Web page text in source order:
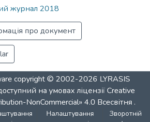
журнал 2018
про документ
copyright © 2002-2026 LYRASIS
на умовах ліцензіїCreative
NonCommercial» 4.0 Всесвітня .
Налаштування
Зворотній